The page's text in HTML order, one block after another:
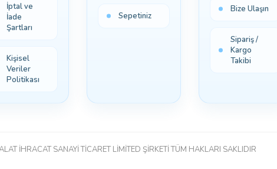
İptal ve
İade
Şartları
Kişisel
Veriler
Politikası
Sepetiniz
Bize Ulaşın
Sipariş /
Kargo
Takibi
İHRACAT SANAYİ TİCARET LİMİTED ŞİRKETİ TÜM HAKLARI SAKLIDIR